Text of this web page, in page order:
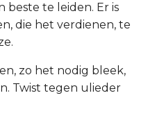
beste te leiden. Er is
die het verdienen, te
zo het nodig bleek,
Twist tegen ulieder